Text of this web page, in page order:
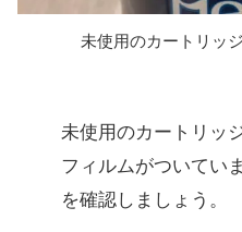
未使用のカートリッ
未使用のカートリッ
フィルムがついてい
を確認しましょう。